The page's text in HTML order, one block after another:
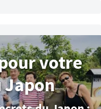
votre
Japon